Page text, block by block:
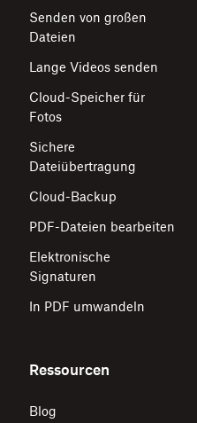
Senden von großen
Dateien
Lange Videos senden
Cloud-Speicher für
Fotos
Sichere
Dateiübertragung
Cloud-Backup
PDF-Dateien bearbeiten
Elektronische
Signaturen
In PDF umwandeln
Ressourcen
Blog